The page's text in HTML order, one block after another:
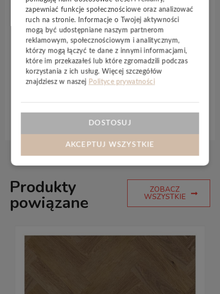
Dzięki6 mm grubościiwytrzymałej ,wodoodporne
konstrukcji, jodełka sprawdzi się zarówno w
eleganckich salonach, jak i kuchniach.Możliwość
montażu pływającego lub klejonegodaje
elastyczność w aranżacji. Naturalny skład bez
ftalanów oraz olej z ziaren soi czynią ją zdrowym
wyborem dla każdego wnętrza.
Produkty
powiązane
ZOBACZ
WSZYSTKIE
zapewniać funkcje społecznościowe oraz analizować
ruch na stronie. Informacje o Twojej aktywności
mogą być udostępniane naszym partnerom
reklamowym, społecznościowym i analitycznym,
którzy mogą łączyć te dane z innymi informacjami,
które im przekazałeś lub które zgromadzili podczas
korzystania z ich usług. Więcej szczegółów
znajdziesz w naszej Polityce prywatności
DOSTOSUJ
AKCEPTUJ WSZYSTKIE